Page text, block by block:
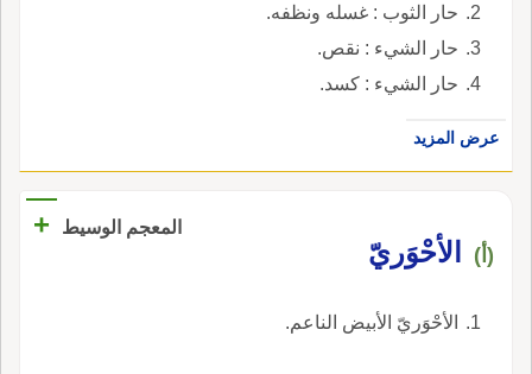
حار الثوب : غسله ونظفه.
حار الشيء : نقص.
حار الشيء : كسد.
عرض المزيد
المعجم الوسيط +
(أ) الأحْوَريّ
الأحْوَريّ الأبيض الناعم.